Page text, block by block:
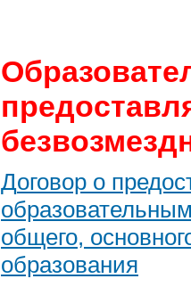
Договор о
общего,
образования